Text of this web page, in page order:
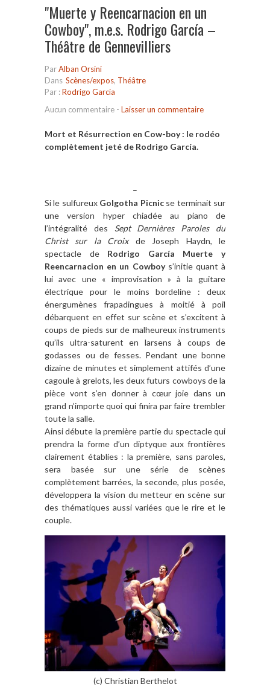
"Muerte y Reencarnacion en un
Cowboy", m.e.s. Rodrigo García –
Théâtre de Gennevilliers
ParAlban Orsini
Dans Scènes/expos, Théâtre
Par :Rodrigo Garcia
Aucun commentaire - Laisser un commentaire
Mort et Résurrection en Cow-boy : le rodéo
complètement jeté de Rodrigo García.
–
Si le sulfureux Golgotha Picnicse terminait sur
une version hyper chiadée au piano de
l’intégralité des
Sept Dernières Paroles du
Christ sur la Croixde Joseph Haydn, le
spectacle de Rodrigo García Muerte y
Reencarnacion en un Cowboy s’initie quant à
lui avec une « improvisation » à la guitare
électrique pour le moins bordeline : deux
énergumènes frapadingues à moitié à poil
débarquent en effet sur scène et s’excitent à
coups de pieds sur de malheureux instruments
qu’ils ultra-saturent en larsens à coups de
godasses ou de fesses. Pendant une bonne
dizaine de minutes et simplement attifés d’une
cagoule à grelots, les deux futurs cowboys de la
pièce vont s’en donner à cœur joie dans un
grand n’importe quoi qui finira par faire trembler
toute la salle.
Ainsi débute la première partie du spectacle qui
prendra la forme d’un diptyque aux frontières
clairement établies : la première, sans paroles,
sera basée sur une série de scènes
complètement barrées, la seconde, plus posée,
développera la vision du metteur en scène sur
des thématiques aussi variées que le rire et le
couple.
(c) Christian Berthelot